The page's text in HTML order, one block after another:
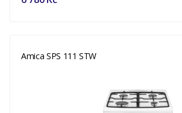
Amica SPS 111 STW